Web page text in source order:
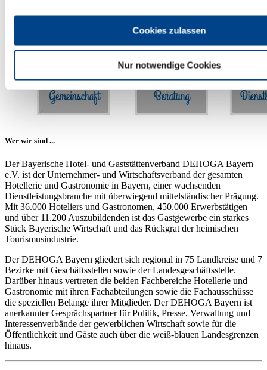
Cookies zulassen
Nur notwendige Cookies
Wer wir sind ...
Der Bayerische Hotel- und Gaststättenverband DEHOGA Bayern
e.V. ist der Unternehmer- und Wirtschaftsverband der gesamten
Hotellerie und Gastronomie in Bayern, einer wachsenden
Dienstleistungsbranche mit überwiegend mittelständischer Prägung.
Mit 36.000 Hoteliers und Gastronomen, 450.000 Erwerbstätigen
und über 11.200 Auszubildenden ist das Gastgewerbe ein starkes
Stück Bayerische Wirtschaft und das Rückgrat der heimischen
Tourismusindustrie.
Der DEHOGA Bayern gliedert sich regional in 75 Landkreise und 7
Bezirke mit Geschäftsstellen sowie der Landesgeschäftsstelle.
Darüber hinaus vertreten die beiden Fachbereiche Hotellerie und
Gastronomie mit ihren Fachabteilungen sowie die Fachausschüsse
die speziellen Belange ihrer Mitglieder. Der DEHOGA Bayern ist
anerkannter Gesprächspartner für Politik, Presse, Verwaltung und
Interessenverbände der gewerblichen Wirtschaft sowie für die
Öffentlichkeit und Gäste auch über die weiß-blauen Landesgrenzen
hinaus.